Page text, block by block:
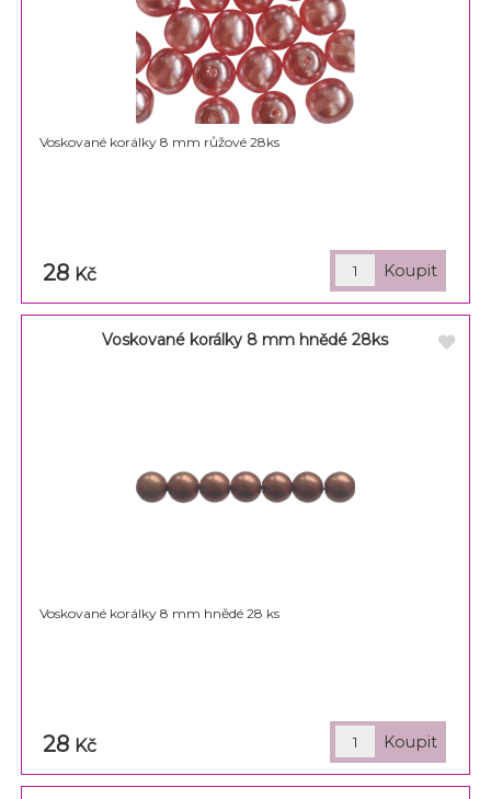
Voskované korálky 8 mm růžové 28ks
28 Kč
Voskované korálky 8 mm hnědé 28ks
Voskované korálky 8 mm hnědé 28 ks
28 Kč